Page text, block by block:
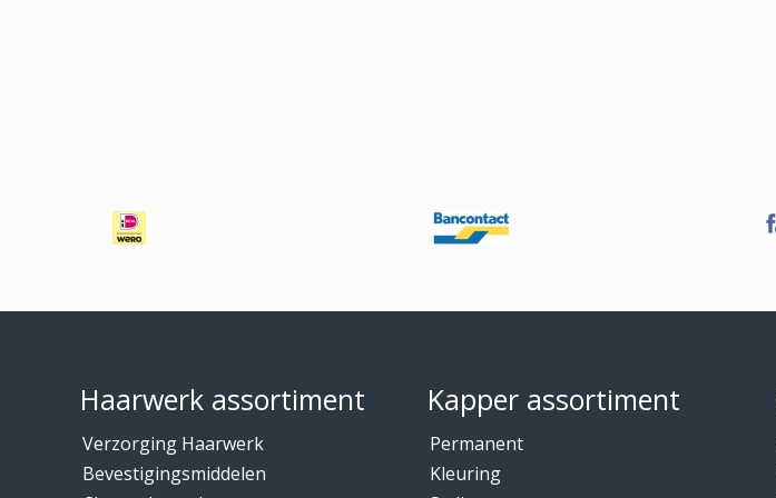
Haarwerk assortiment
Verzorging Haarwerk
Bevestigingsmiddelen
Kapper assortiment
Permanent
Kleuring